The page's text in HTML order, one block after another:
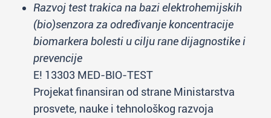
Razvoj test trakica na bazi elektrohemijskih
(bio)senzora za određivanje koncentracije
biomarkera bolesti u cilju rane dijagnostike i
prevencije
E! 13303 MED-BIO-TEST
Projekat finansiran od strane Ministarstva
prosvete, nauke i tehnološkog razvoja